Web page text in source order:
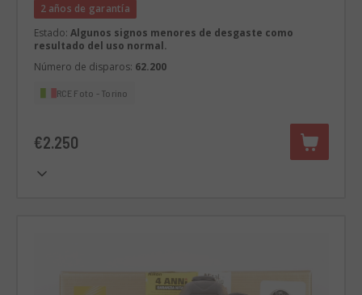
2 años de garantía
Estado: Algunos signos menores de desgaste como
resultado del uso normal.
Número de disparos: 62.200
RCE Foto - Torino
€2.250